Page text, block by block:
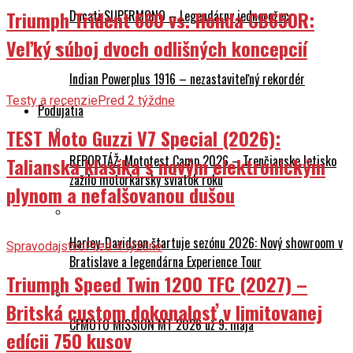
Ducati SUPERMONO – Legendárny jednorožec
Indian Powerplus 1916 – nezastaviteľný rekordér
Podujatia
REPORTÁŽ: Mototest Camp 2026 – Trenčianske letisko
zažilo motorkársky sviatok roku
Harley-Davidson štartuje sezónu 2026: Nový showroom v
Bratislave a legendárna Experience Tour
CFMOTO MISSION MT 2026 už 9. mája
Triumph Trident 660 vs. Honda CB650R:
Veľký súboj dvoch odlišných koncepcií
Testy a recenziePred 2 týždne
TEST Moto Guzzi V7 Special (2026):
Talianska klasika s novým elektronickým
plynom a nefalšovanou dušou
SpravodajstvoPred 4 týždne
Triumph Speed Twin 1200 TFC (2027) –
Britská custom dokonalosť v limitovanej
edícii 750 kusov